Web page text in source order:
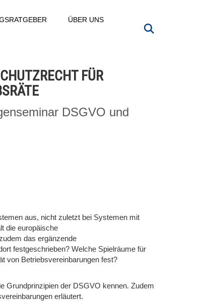
ÜBER UNS
FÜR
DSGVO und
aus, nicht zuletzt bei Systemen mit
die europäische
das ergänzende
festgeschrieben? Welche Spielräume für
von Betriebsvereinbarungen fest?
Grundprinzipien der DSGVO kennen. Zudem
erläutert.